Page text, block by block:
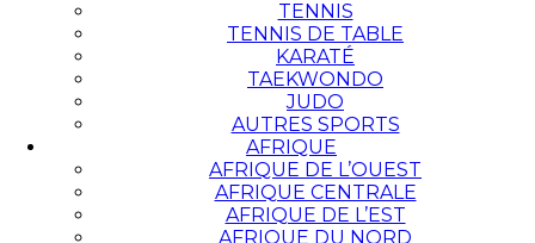
TENNIS
TENNIS DE TABLE
KARATÉ
TAEKWONDO
JUDO
AUTRES SPORTS
AFRIQUE
AFRIQUE DE L’OUEST
AFRIQUE CENTRALE
AFRIQUE DE L’EST
AFRIQUE DU NORD